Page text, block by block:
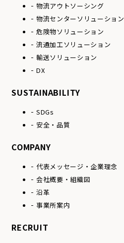
物流アウトソーシング
物流センターソリューション
危険物ソリューション
流通加工ソリューション
輸送ソリューション
DX
SUSTAINABILITY
SDGs
安全・品質
COMPANY
代表メッセージ・ 企業理念
会社概要・組織図
沿革
事業所案内
RECRUIT